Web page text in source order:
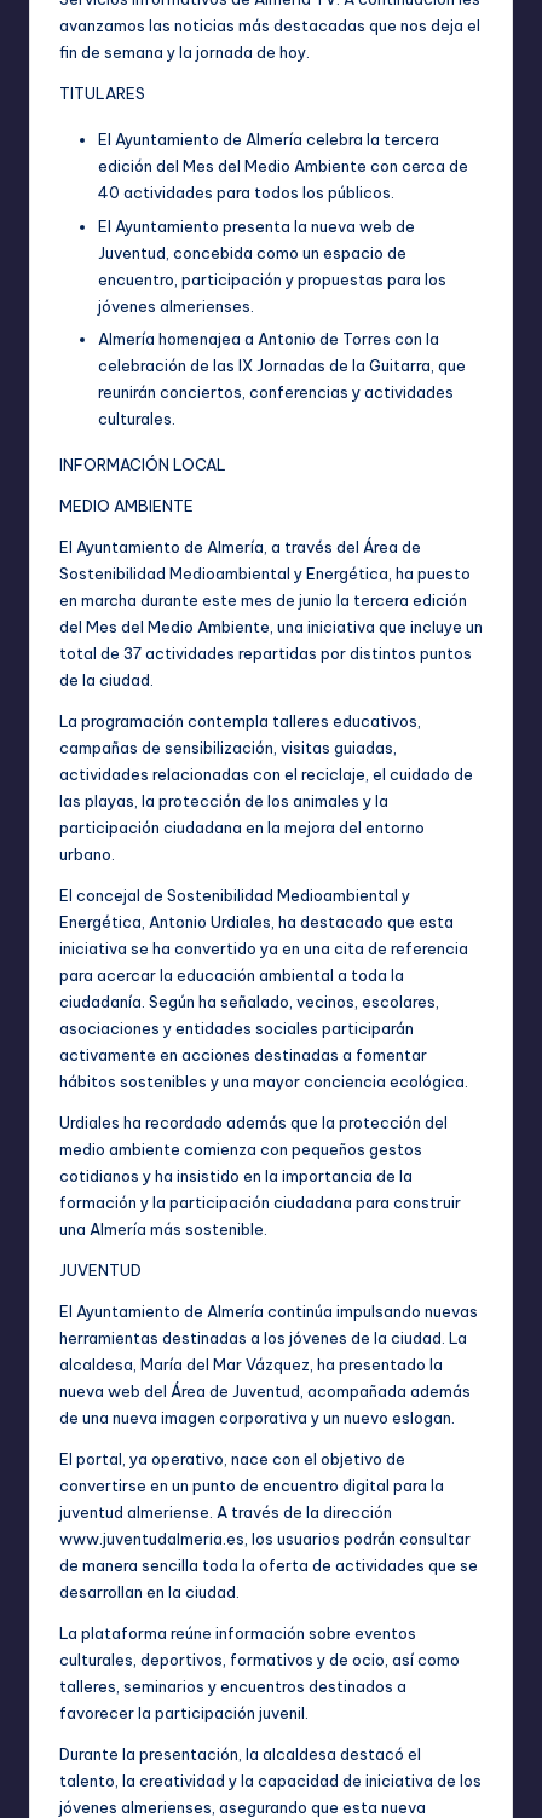
avanzamos las noticias más destacadas que nos deja el
fin de semana y la jornada de hoy.
TITULARES
El Ayuntamiento de Almería celebra la tercera
edición del Mes del Medio Ambiente con cerca de
40 actividades para todos los públicos.
El Ayuntamiento presenta la nueva web de
Juventud, concebida como un espacio de
encuentro, participación y propuestas para los
jóvenes almerienses.
Almería homenajea a Antonio de Torres con la
celebración de las IX Jornadas de la Guitarra, que
reunirán conciertos, conferencias y actividades
culturales.
INFORMACIÓN LOCAL
MEDIO AMBIENTE
El Ayuntamiento de Almería, a través del Área de
Sostenibilidad Medioambiental y Energética, ha puesto
en marcha durante este mes de junio la tercera edición
del Mes del Medio Ambiente, una iniciativa que incluye un
total de 37 actividades repartidas por distintos puntos
de la ciudad.
La programación contempla talleres educativos,
campañas de sensibilización, visitas guiadas,
actividades relacionadas con el reciclaje, el cuidado de
las playas, la protección de los animales y la
participación ciudadana en la mejora del entorno
urbano.
El concejal de Sostenibilidad Medioambiental y
Energética, Antonio Urdiales, ha destacado que esta
iniciativa se ha convertido ya en una cita de referencia
para acercar la educación ambiental a toda la
ciudadanía. Según ha señalado, vecinos, escolares,
asociaciones y entidades sociales participarán
activamente en acciones destinadas a fomentar
hábitos sostenibles y una mayor conciencia ecológica.
Urdiales ha recordado además que la protección del
medio ambiente comienza con pequeños gestos
cotidianos y ha insistido en la importancia de la
formación y la participación ciudadana para construir
una Almería más sostenible.
JUVENTUD
El Ayuntamiento de Almería continúa impulsando nuevas
herramientas destinadas a los jóvenes de la ciudad. La
alcaldesa, María del Mar Vázquez, ha presentado la
nueva web del Área de Juventud, acompañada además
de una nueva imagen corporativa y un nuevo eslogan.
El portal, ya operativo, nace con el objetivo de
convertirse en un punto de encuentro digital para la
juventud almeriense. A través de la dirección
www.juventudalmeria.es , los usuarios podrán consultar
de manera sencilla toda la oferta de actividades que se
desarrollan en la ciudad.
La plataforma reúne información sobre eventos
culturales, deportivos, formativos y de ocio, así como
talleres, seminarios y encuentros destinados a
favorecer la participación juvenil.
Durante la presentación, la alcaldesa destacó el
talento, la creatividad y la capacidad de iniciativa de los
jóvenes almerienses, asegurando que esta nueva